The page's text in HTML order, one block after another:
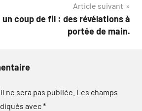
Article suivant
coup de fil : des révélations à
portée de main.
ne sera pas publiée. Les champs
avec*